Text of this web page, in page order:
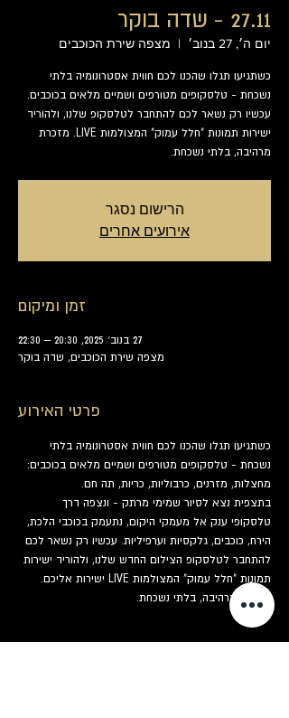
27.11 - שדה בוקר
יום ה׳, 27 בנוב׳
  |
מצפה שירת הכוכבים
כשתגיעו תגלו שהכנו לכם חווית אסטרונומיה בלתי
נשכחת - טלסקופים מטורפים ושמיים מלאים בכוכבים.
עכשיו רק נשאר לכם להתחבר לטלסקופ שלנו, ולהוריד
ישירות תמונות "חלל עמוק" המצולמות LIVE. מזכרת
מרהיבה, בלתי נשכחת.
הרישום נסגר
אירועים אחרים
זמן ומיקום
27 בנוב׳ 2025, 20:30 – 22:30
מצפה שירת הכוכבים, שדה בוקר
פרטי האירוע
כשתגיעו תגלו שהכנו לכם חווית אסטרונומיה בלתי
נשכחת - טלסקופים מטורפים ושמיים מלאים בכוכבים:
מחצלות, מזרנים, כרבוליות, כריות, תה חם.
בתצפית נצא לסיור שמימי מרתק - ונצפה דרך
טלסקופי ענק אל מעמקי היקום, נתעמק בכוכבי הלכת,
הירח, כוכבים, גלקסיות וערפיליות. עכשיו רק נשאר לכם
להתחבר לטלסקופ הצילום החדש שלנו, ולהוריד ישירות
תמונות "חלל עמוק" המצולמות LIVE ישירות אליכם.
מזכרת מרהיבה, בלתי נשכחת.